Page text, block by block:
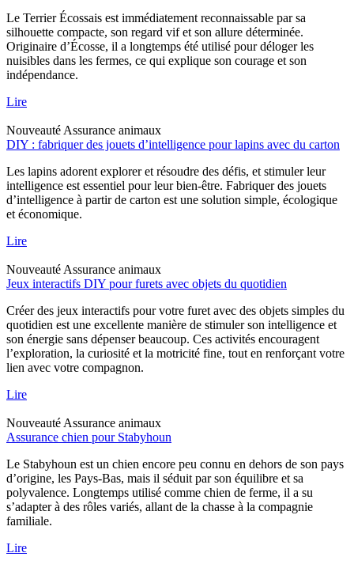
Le Terrier Écossais est immédiatement reconnaissable par sa
silhouette compacte, son regard vif et son allure déterminée.
Originaire d’Écosse, il a longtemps été utilisé pour déloger les
nuisibles dans les fermes, ce qui explique son courage et son
indépendance.
Lire
Nouveauté Assurance animaux
DIY : fabriquer des jouets d’intelligence pour lapins avec du carton
Les lapins adorent explorer et résoudre des défis, et stimuler leur
intelligence est essentiel pour leur bien-être. Fabriquer des jouets
d’intelligence à partir de carton est une solution simple, écologique
et économique.
Lire
Nouveauté Assurance animaux
Jeux interactifs DIY pour furets avec objets du quotidien
Créer des jeux interactifs pour votre furet avec des objets simples du
quotidien est une excellente manière de stimuler son intelligence et
son énergie sans dépenser beaucoup. Ces activités encouragent
l’exploration, la curiosité et la motricité fine, tout en renforçant votre
lien avec votre compagnon.
Lire
Nouveauté Assurance animaux
Assurance chien pour Stabyhoun
Le Stabyhoun est un chien encore peu connu en dehors de son pays
d’origine, les Pays-Bas, mais il séduit par son équilibre et sa
polyvalence. Longtemps utilisé comme chien de ferme, il a su
s’adapter à des rôles variés, allant de la chasse à la compagnie
familiale.
Lire